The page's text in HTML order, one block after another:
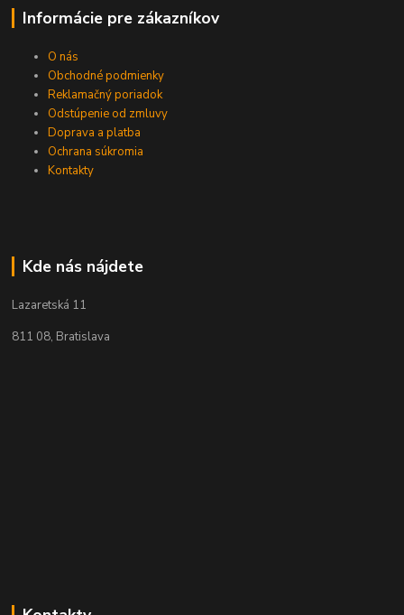
Informácie pre zákazníkov
O nás
Obchodné podmienky
Reklamačný poriadok
Odstúpenie od zmluvy
Doprava a platba
Ochrana súkromia
Kontakty
Kde nás nájdete
Lazaretská 11
811 08, Bratislava